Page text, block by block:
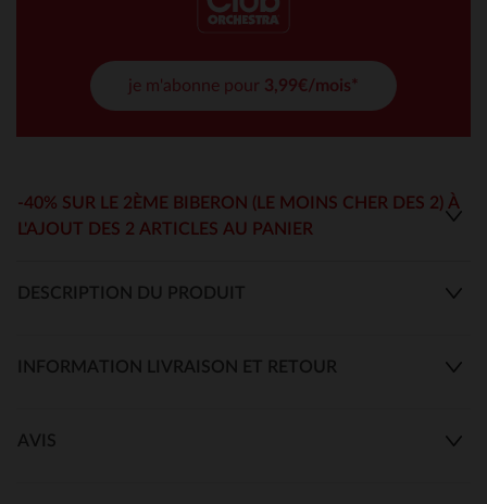
je m'abonne pour 3,99€/mois*
-40% SUR LE 2ÈME BIBERON (LE MOINS CHER DES 2) À
L'AJOUT DES 2 ARTICLES AU PANIER
DESCRIPTION DU PRODUIT
INFORMATION LIVRAISON ET RETOUR
AVIS